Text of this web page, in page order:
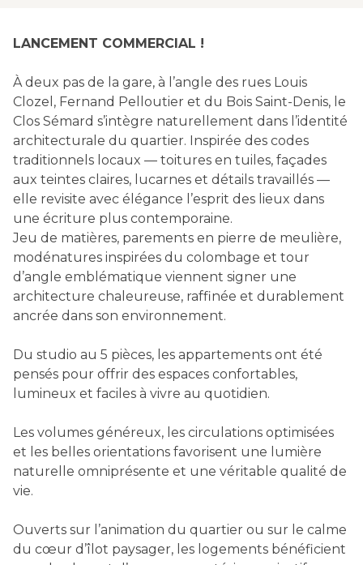
LANCEMENT COMMERCIAL !
À deux pas de la gare, à l’angle des rues Louis
Clozel, Fernand Pelloutier et du Bois Saint-Denis, le
Clos Sémard s’intègre naturellement dans l’identité
architecturale du quartier. Inspirée des codes
traditionnels locaux — toitures en tuiles, façades
aux teintes claires, lucarnes et détails travaillés —
elle revisite avec élégance l’esprit des lieux dans
une écriture plus contemporaine.
Jeu de matières, parements en pierre de meulière,
modénatures inspirées du colombage et tour
d’angle emblématique viennent signer une
architecture chaleureuse, raffinée et durablement
ancrée dans son environnement.
Du studio au 5 pièces, les appartements ont été
pensés pour offrir des espaces confortables,
lumineux et faciles à vivre au quotidien.
Les volumes généreux, les circulations optimisées
et les belles orientations favorisent une lumière
naturelle omniprésente et une véritable qualité de
vie.
Ouverts sur l’animation du quartier ou sur le calme
du cœur d’îlot paysager, les logements bénéficient